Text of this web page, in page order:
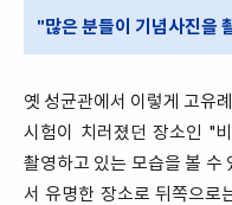
"많은 분들이 기념사진을
옛 성균관에서 이렇게 고유
시험이 치러졌던 장소인 "
촬영하고 있는 모습을 볼 수
서 유명한 장소로 뒤쪽으로